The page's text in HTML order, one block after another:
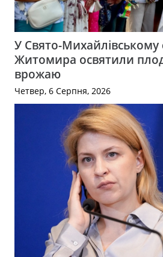
У Свято-Михайлівському
Житомира освятили
врожаю
Четвер, 6 Серпня, 2026